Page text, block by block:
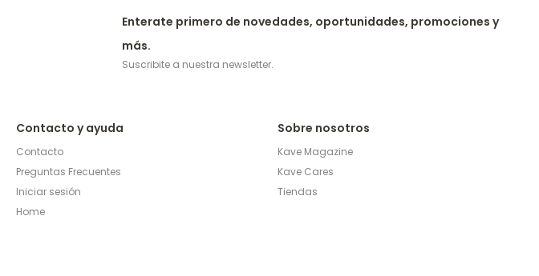
Sobre nosotros
Kave Magazine
Kave Cares
Tiendas
Contacto y ayuda
Contacto
Preguntas Frecuentes
Iniciar sesión
Home
Enterate primero de novedades, oportunidades, promociones y
más.
Suscribite a nuestra newsletter.